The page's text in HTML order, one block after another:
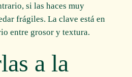
si las haces muy
frágiles. La clave está en
entre grosor y textura.
a la